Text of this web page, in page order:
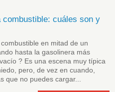
combustible: cuáles son y
en mitad de un
hasta la gasolinera más
? Es una escena muy típica
pero, de vez en cuando,
que no puedes cargar...